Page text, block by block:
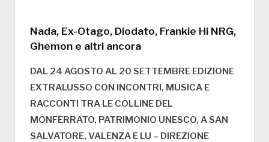
Nada, Ex-Otago, Diodato, Frankie Hi NRG,
Ghemon e altri ancora
DAL 24 AGOSTO AL 20 SETTEMBRE EDIZIONE
EXTRALUSSO CON INCONTRI, MUSICA E
RACCONTI TRA LE COLLINE DEL
MONFERRATO, PATRIMONIO UNESCO, A SAN
SALVATORE, VALENZA E LU – DIREZIONE